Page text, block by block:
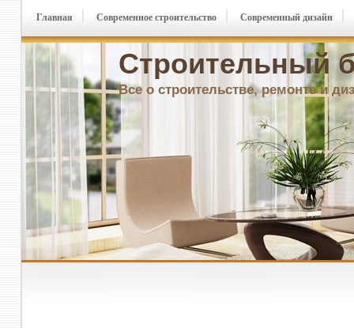
Строительный
Все о строительстве, ремонте и
Главная Современное строительство Современный дизайн